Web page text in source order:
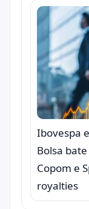
Ibovespa
Bolsa
Copom e
royalties